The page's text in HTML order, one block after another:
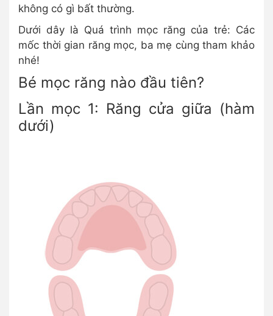
không có gì bất thường.
Dưới dây là Quá trình mọc răng của trẻ: Các
mốc thời gian răng mọc, ba mẹ cùng tham khảo
nhé!
Bé mọc răng nào đầu tiên?
Lần mọc 1: Răng cửa giữa (hàm
dưới)